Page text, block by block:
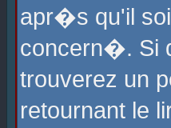
apr�s qu'il
concern�. Si
trouverez un
retournant le